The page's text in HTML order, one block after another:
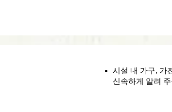
시설 내 가구, 가
신속하게 알려